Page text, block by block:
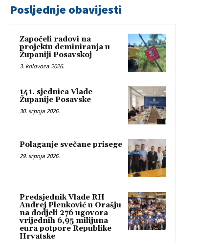
Posljednje obavijesti
Započeli radovi na
projektu deminiranja u
Županiji Posavskoj
3. kolovoza 2026.
141. sjednica Vlade
Županije Posavske
30. srpnja 2026.
Polaganje svečane prisege
29. srpnja 2026.
Predsjednik Vlade RH
Andrej Plenković u Orašju
na dodjeli 276 ugovora
vrijednih 6,95 milijuna
eura potpore Republike
Hrvatske